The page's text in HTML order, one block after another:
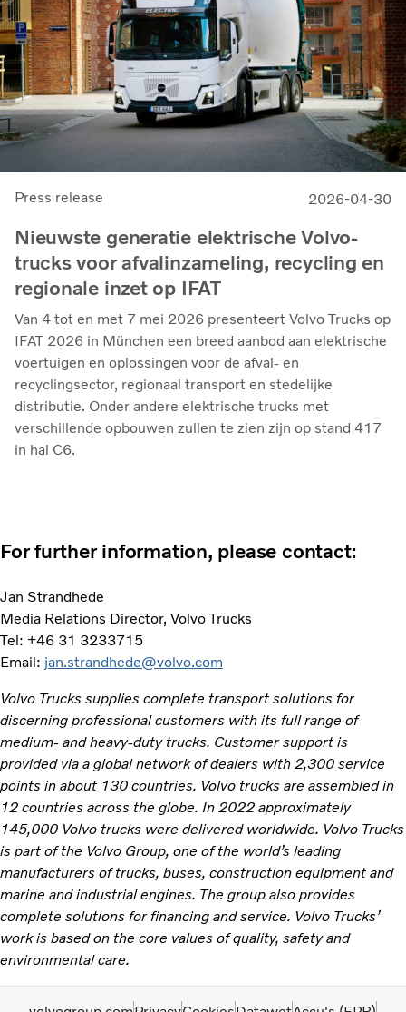
Press release 2026-04-30
Nieuwste generatie elektrische Volvo-
trucks voor afvalinzameling, recycling en
regionale inzet op IFAT
Van 4 tot en met 7 mei 2026 presenteert Volvo Trucks op
IFAT 2026 in München een breed aanbod aan elektrische
voertuigen en oplossingen voor de afval- en
recyclingsector, regionaal transport en stedelijke
distributie. Onder andere elektrische trucks met
verschillende opbouwen zullen te zien zijn op stand 417
in hal C6.
For further information, please contact:
Jan Strandhede
Media Relations Director, Volvo Trucks
Tel: +46 31 3233715
Email: jan.strandhede@volvo.com
Volvo Trucks supplies complete transport solutions for
discerning professional customers with its full range of
medium- and heavy-duty trucks. Customer support is
provided via a global network of dealers with 2,300 service
points in about 130 countries. Volvo trucks are assembled in
12 countries across the globe. In 2022 approximately
145,000 Volvo trucks were delivered worldwide. Volvo Trucks
is part of the Volvo Group, one of the world’s leading
manufacturers of trucks, buses, construction equipment and
marine and industrial engines. The group also provides
complete solutions for financing and service. Volvo Trucks’
work is based on the core values of quality, safety and
environmental care.